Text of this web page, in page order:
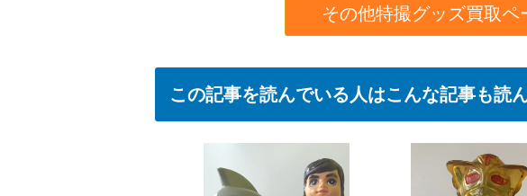
その他特撮グッズ買取ペ
この記事を読んでいる人はこんな記事も読